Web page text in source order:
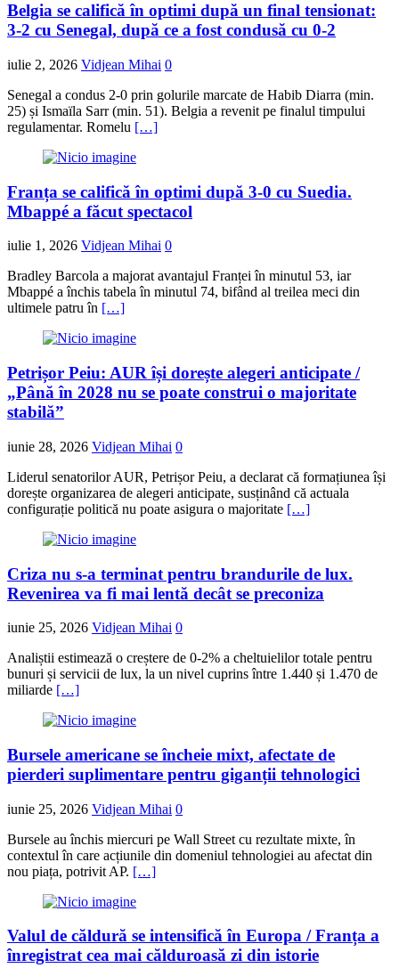
Belgia se califică în optimi după un final tensionat:
3-2 cu Senegal, după ce a fost condusă cu 0-2
iulie 2, 2026 Vidjean Mihai 0
Senegal a condus 2-0 prin golurile marcate de Habib Diarra (min.
25) și Ismaïla Sarr (min. 51). Belgia a revenit pe finalul timpului
regulamentar. Romelu […]
Franța se califică în optimi după 3-0 cu Suedia.
Mbappé a făcut spectacol
iulie 1, 2026 Vidjean Mihai 0
Bradley Barcola a majorat avantajul Franței în minutul 53, iar
Mbappé a închis tabela în minutul 74, bifând al treilea meci din
ultimele patru în […]
Petrișor Peiu: AUR își dorește alegeri anticipate /
„Până în 2028 nu se poate construi o majoritate
stabilă”
iunie 28, 2026 Vidjean Mihai 0
Liderul senatorilor AUR, Petrișor Peiu, a declarat că formațiunea își
dorește organizarea de alegeri anticipate, susținând că actuala
configurație politică nu poate asigura o majoritate […]
Criza nu s-a terminat pentru brandurile de lux.
Revenirea va fi mai lentă decât se preconiza
iunie 25, 2026 Vidjean Mihai 0
Analiștii estimează o creștere de 0-2% a cheltuielilor totale pentru
bunuri și servicii de lux, la un nivel cuprins între 1.440 și 1.470 de
miliarde […]
Bursele americane se încheie mixt, afectate de
pierderi suplimentare pentru giganții tehnologici
iunie 25, 2026 Vidjean Mihai 0
Bursele au închis miercuri pe Wall Street cu rezultate mixte, în
contextul în care acțiunile din domeniul tehnologiei au afectat din
nou piața, potrivit AP. […]
Valul de căldură se intensifică în Europa / Franța a
înregistrat cea mai călduroasă zi din istorie